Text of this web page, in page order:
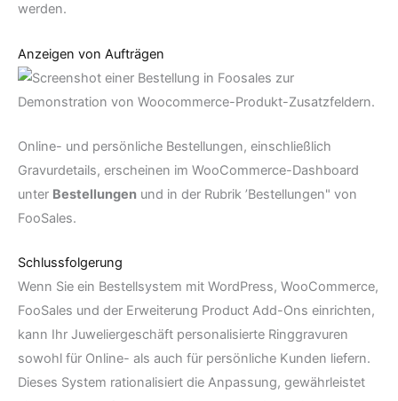
werden.
Anzeigen von Aufträgen
Online- und persönliche Bestellungen, einschließlich
Gravurdetails, erscheinen im WooCommerce-Dashboard
unter Bestellungen und in der Rubrik ’Bestellungen" von
FooSales.
Schlussfolgerung
Wenn Sie ein Bestellsystem mit WordPress, WooCommerce,
FooSales und der Erweiterung Product Add-Ons einrichten,
kann Ihr Juweliergeschäft personalisierte Ringgravuren
sowohl für Online- als auch für persönliche Kunden liefern.
Dieses System rationalisiert die Anpassung, gewährleistet